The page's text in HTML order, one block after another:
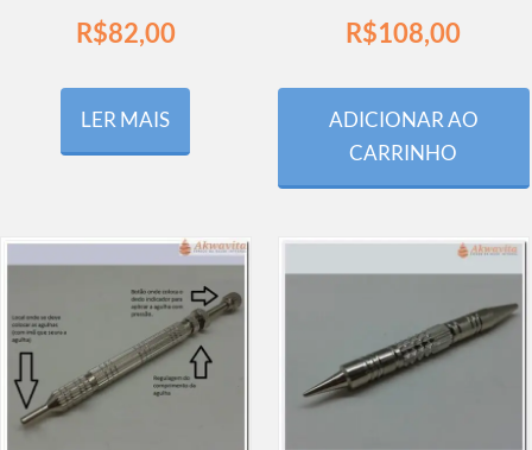
R$82,00
LER MAIS
R$108,00
ADICIONAR AO
CARRINHO